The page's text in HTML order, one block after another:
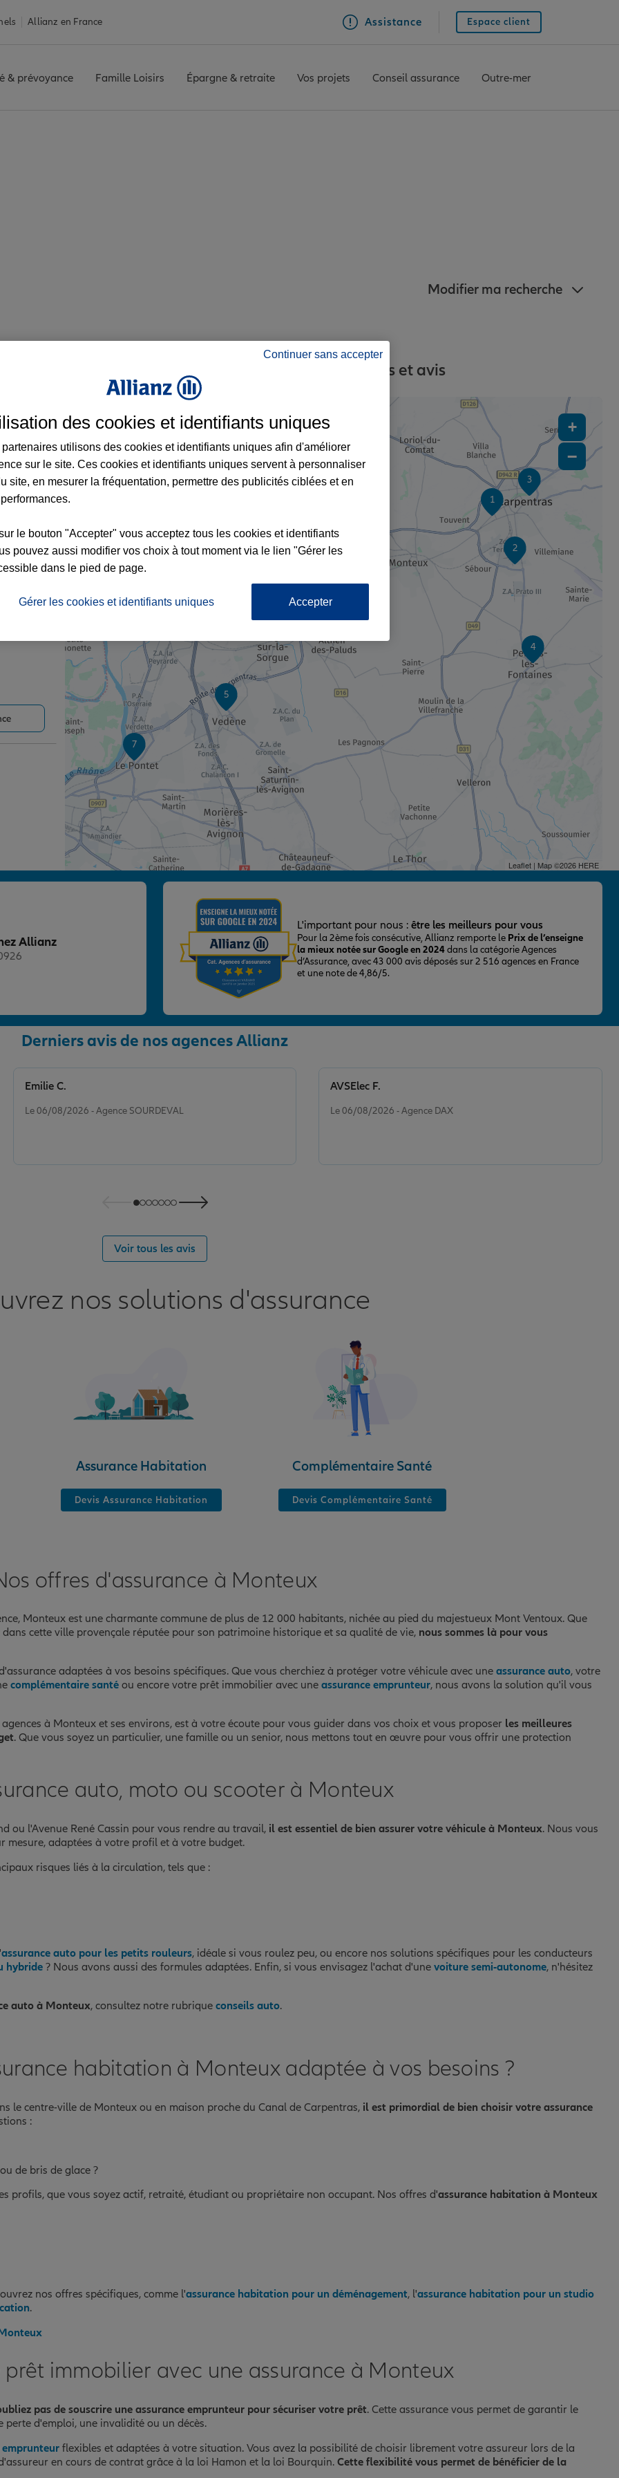
Allianz en France Assistance Espace client
& prévoyance Famille Loisirs Épargne & retraite Vos projets Conseil assurance Outre-mer
Modifier ma recherche
à Monteux et aux alentours : adresses, contacts et avis
7
5
4
3
2
1
+
−
Leaflet| Map ©2026 HERE
Allianz
L'important pour nous : être les meilleurs pour vous
Pour la 2ème fois consécutive, Allianz remporte le Prix de l’enseigne
la mieux notée sur Google en 2024dans la catégorie Agences
d’Assurance, avec 43 000 avis déposés sur 2 516 agences en France
et une note de 4,86/5.
Derniers avis de nos agences Allianz
Le 06/08/2026 - Agence SOURDEVAL
Emilie C.
Le 06/08/2026 - Agence DAX
AVSElec F.
Voir tous les avis
nos solutions d'assurance
Assurance Habitation
Devis Assurance Habitation
Complémentaire Santé
Devis Complémentaire Santé
offres d'assurance à Monteux
Monteux est une charmante commune de plus de 12 000 habitants, nichée au pied du majestueux Mont Ventoux. Que
cette ville provençale réputée pour son patrimoine historique et sa qualité de vie, nous sommes là pour vous
adaptées à vos besoins spécifiques. Que vous cherchiez à protéger votre véhicule avec une assurance auto, votre
complémentaire santé ou encore votre prêt immobilier avec une assurance emprunteur, nous avons la solution qu'il vous
à Monteux et ses environs, est à votre écoute pour vous guider dans vos choix et vous proposer les meilleures
. Que vous soyez un particulier, une famille ou un senior, nous mettons tout en œuvre pour vous offrir une protection
auto, moto ou scooter à Monteux
ou l'Avenue René Cassin pour vous rendre au travail, il est essentiel de bien assurer votre véhicule à Monteux. Nous vous
mesure, adaptées à votre profil et à votre budget.
risques liés à la circulation, tels que :
assurance auto pour les petits rouleurs, idéale si vous roulez peu, ou encore nos solutions spécifiques pour les conducteurs
hybride ? Nous avons aussi des formules adaptées. Enfin, si vous envisagez l'achat d'une voiture semi-autonome, n'hésitez
auto à Monteux, consultez notre rubrique conseils auto.
habitation à Monteux adaptée à vos besoins ?
le centre-ville de Monteux ou en maison proche du Canal de Carpentras, il est primordial de bien choisir votre assurance
:
de bris de glace ?
profils, que vous soyez actif, retraité, étudiant ou propriétaire non occupant. Nos offres d'assurance habitation à Monteux
nos offres spécifiques, comme l'assurance habitation pour un déménagement, l'assurance habitation pour un studio
.
prêt immobilier avec une assurance à Monteux
pas de souscrire une assurance emprunteur pour sécuriser votre prêt. Cette assurance vous permet de garantir le
perte d'emploi, une invalidité ou un décès.
emprunteur flexibles et adaptées à votre situation. Vous avez la possibilité de choisir librement votre assureur lors de la
en cours de contrat grâce à la loi Hamon et la loi Bourquin. Cette flexibilité vous permet de bénéficier de la
Continuer sans accepter
des cookies et identifiants uniques
partenaires utilisons des cookies et identifiants uniques afin d'améliorer
sur le site. Ces cookies et identifiants uniques servent à personnaliser
site, en mesurer la fréquentation, permettre des publicités ciblées et en
le bouton "Accepter" vous acceptez tous les cookies et identifiants
pouvez aussi modifier vos choix à tout moment via le lien "Gérer les
dans le pied de page.
Gérer les cookies et identifiants uniques Accepter